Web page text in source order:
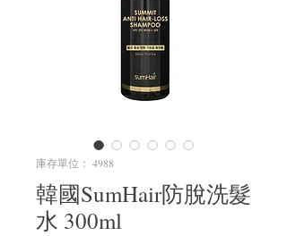
庫存單位： 4988
韓國SumHair防脫洗髮
水 300ml